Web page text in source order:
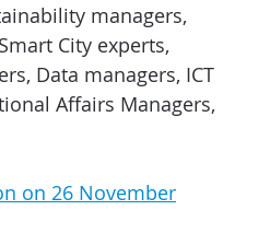
managers,
City experts,
Data managers, ICT
Affairs Managers,
on 26 November